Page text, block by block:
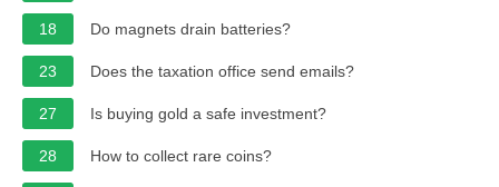
18 Do magnets drain batteries?
23 Does the taxation office send emails?
27 Is buying gold a safe investment?
28 How to collect rare coins?